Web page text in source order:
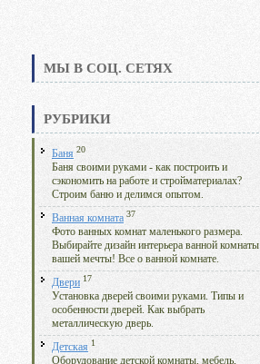
МЫ В СОЦ. СЕТЯХ
РУБРИКИ
Баня 20
Баня своими руками - как построить и
сэкономить на работе и стройматериалах?
Строим баню и делимся опытом.
Ванная комната 37
Фото ванных комнат маленького размера.
Выбирайте дизайн интерьера ванной комнаты
вашей мечты! Все о ванной комнате.
Двери 17
Установка дверей своими руками. Типы и
особенности дверей. Как выбрать
металлическую дверь.
Детская 1
Оборудование детской комнаты, мебель,